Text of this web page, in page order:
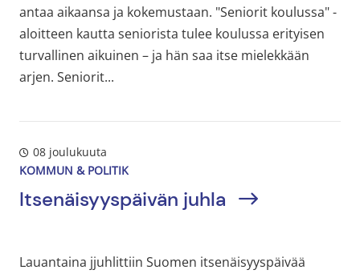
antaa aikaansa ja kokemustaan. "Seniorit koulussa" -
aloitteen kautta seniorista tulee koulussa erityisen
turvallinen aikuinen – ja hän saa itse mielekkään
arjen. Seniorit...
08 joulukuuta
KOMMUN & POLITIK
Itsenäisyyspäivän juhla
Lauantaina jjuhlittiin Suomen itsenäisyyspäivää